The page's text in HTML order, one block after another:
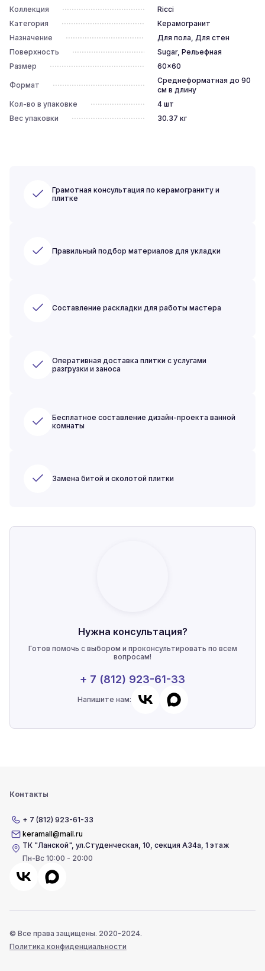
Коллекция
Ricci
Категория
Керамогранит
Назначение
Для пола, Для стен
Поверхность
Sugar, Рельефная
Размер
60x60
Формат
Среднеформатная до 90
см в длину
Кол-во в упаковке
4шт
Вес упаковки
30.37 кг
Грамотная консультация по керамограниту и
плитке
Правильный подбор материалов для укладки
Составление раскладки для работы мастера
Оперативная доставка плитки с услугами
разгрузки и заноса
Бесплатное составление дизайн-проекта ванной
комнаты
Замена битой и сколотой плитки
Нужна консультация?
Готов помочь с выбором и проконсультировать по всем
вопросам!
+ 7 (812) 923-61-33
Напишите нам:
Контакты
+ 7 (812) 923-61-33
keramall@mail.ru
ТК "Ланской",ул.Студенческая, 10, секция А34а, 1 этаж
Пн-Вс 10:00 - 20:00
© Все права защищены. 2020-2024.
Политика конфиденциальности